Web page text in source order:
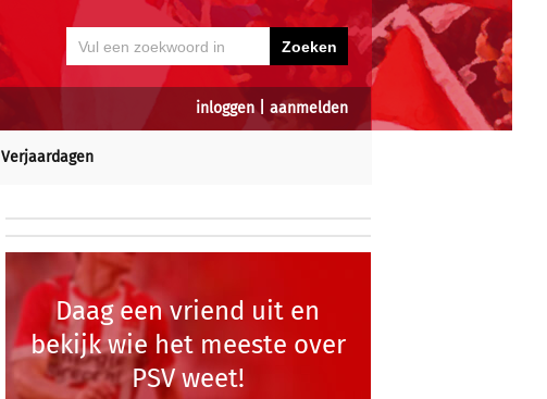
inloggen| aanmelden
Verjaardagen
Daag een vriend uit en
bekijk wie het meeste over
PSV weet!